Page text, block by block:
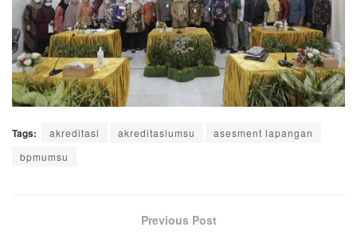
Tags: akreditasi akreditasiumsu
asesment lapangan
bpmumsu
Previous Post